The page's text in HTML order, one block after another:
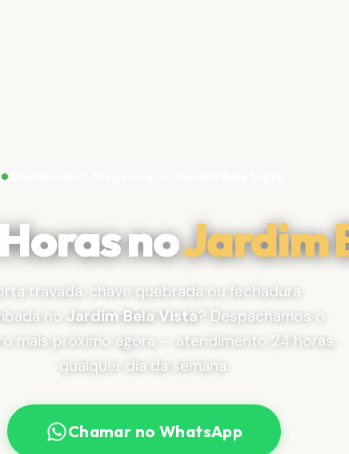
Atendimento Disponível — Jardim Bela Vista
noJardim
travada, chave quebrada ou fechadura
no Jardim Bela Vista? Despachamos o
mais próximo agora — atendimento 24 horas,
qualquer dia da semana.
Chamar no WhatsApp